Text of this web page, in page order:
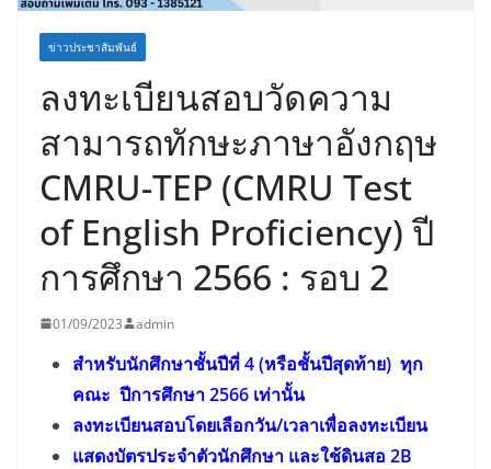
ข่าวประชาสัมพันธ์
ลงทะเบียนสอบวัดความ
สามารถทักษะภาษาอังกฤษ
CMRU-TEP (CMRU Test
of English Proficiency) ปี
การศึกษา 2566 : รอบ 2
01/09/2023 admin
สำหรับนักศึกษาชั้นปีที่ 4 (หรือชั้นปีสุดท้าย) ทุก
คณะ ปีการศึกษา 2566 เท่านั้น
ลงทะเบียนสอบโดยเลือกวัน/เวลาเพื่อลงทะเบียน
แสดงบัตรประจำตัวนักศึกษา และใช้ดินสอ 2B